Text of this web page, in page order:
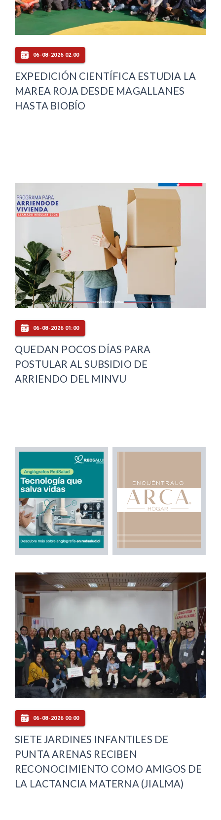
06-08-2026 02:00
EXPEDICIÓN CIENTÍFICA ESTUDIA LA
MAREA ROJA DESDE MAGALLANES
HASTA BIOBÍO
06-08-2026 01:00
QUEDAN POCOS DÍAS PARA
POSTULAR AL SUBSIDIO DE
ARRIENDO DEL MINVU
06-08-2026 00:00
SIETE JARDINES INFANTILES DE
PUNTA ARENAS RECIBEN
RECONOCIMIENTO COMO AMIGOS DE
LA LACTANCIA MATERNA (JIALMA)